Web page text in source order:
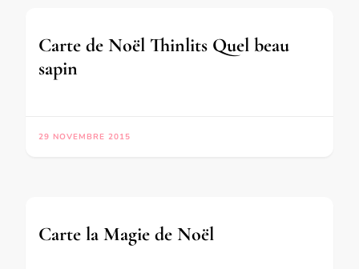
Carte de Noël Thinlits Quel beau
sapin
29 NOVEMBRE 2015
Carte la Magie de Noël